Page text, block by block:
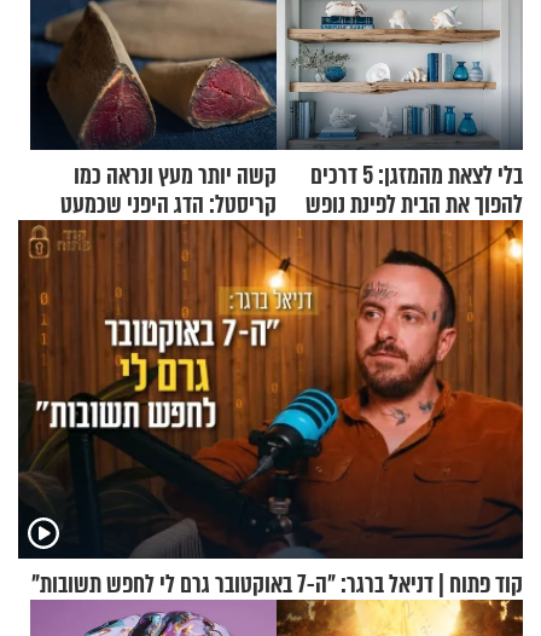
בלי לצאת מהמזגן: 5 דרכים
להפוך את הבית לפינת נופש
מעוצבת
קשה יותר מעץ ונראה כמו
קריסטל: הדג היפני שכמעט
בלתי אפשרי לחתוך
קוד פתוח | דניאל ברגר: "ה-7 באוקטובר גרם לי לחפש תשובות"